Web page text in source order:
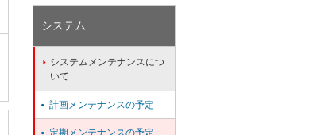
システム
 システムメンテナンスにつ
いて
 計画メンテナンスの予定
 定期メンテナンスの予定